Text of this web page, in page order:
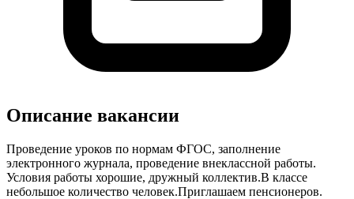
Описание вакансии
Проведение уроков по нормам ФГОС, заполнение
электронного журнала, проведение внеклассной работы.
Условия работы хорошие, дружный коллектив.В классе
небольшое количество человек.Приглашаем пенсионеров.